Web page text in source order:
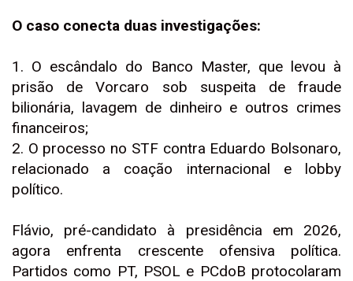
O caso conecta duas investigações:
1. O escândalo do Banco Master, que levou à
prisão de Vorcaro sob suspeita de fraude
bilionária, lavagem de dinheiro e outros crimes
financeiros;
2. O processo no STF contra Eduardo Bolsonaro,
relacionado a coação internacional e lobby
político.
Flávio, pré-candidato à presidência em 2026,
agora enfrenta crescente ofensiva política.
Partidos como PT, PSOL e PCdoB protocolaram